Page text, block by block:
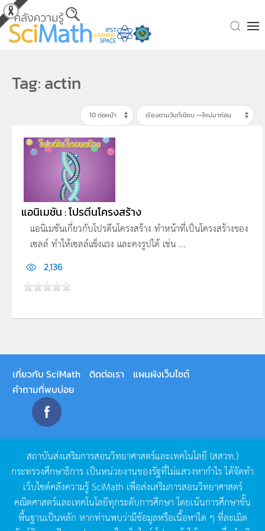
Skip to main content
Tag: actin
แอนิเมชัน : โปรตีนโครงสร้าง
แอนิเมชันเกี่ยวกับโปรตีนโครงสร้าง ทำหน้าที่เป็นโครงสร้างของ
เซลล์ ทำให้เซลล์แข็งแรง และคงรูปได้ เช่น ...
2,136
เกี่ยวกับ SciMath ติดต่อเรา
แผนผังเว็บไซต์
คำถามที่พบบ่อย
สถาบันส่งเสริมการสอนวิทยาศาสตร์และเทคโนโลยี (สสวท.)
กระทรวงศึกษาธิการ เป็นหน่วยงานของรัฐที่ไม่แสวงหากำไรได้จัดทำ
เว็บไซต์คลังความรู้SciMath เพื่อส่งเสริมการสอนวิทยาศาสตร์
คณิตศาสตร์และเทคโนโลยีทุกระดับการศึกษา โดยเน้นการศึกษาขั้น
พื้นฐานเป็นหลัก หากท่านพบว่ามีข้อมูลหรือเนื้อหาใด ๆ ที่ละเมิด